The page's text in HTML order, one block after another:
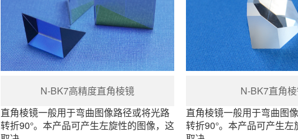
N-BK7高精度直角棱镜
直角棱镜一般用于弯曲图像路径或将光路
转折90°。本产品可产生左旋性的图像，这
N-BK7直角
直角棱镜一般用于弯曲图
转折90°。本产品可产生